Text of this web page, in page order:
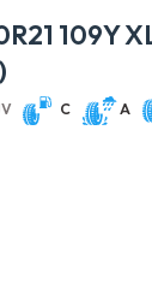
109Y